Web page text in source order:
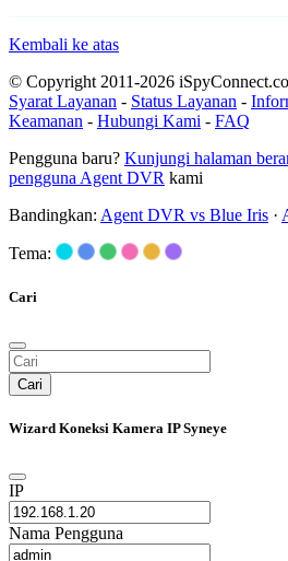
Kembali ke atas
© Copyright 2011-2026
Syarat Layanan - Status Layanan -
Keamanan - Hubungi Kami - FAQ
Pengguna baru? Kunjungi halaman
pengguna Agent DVR kami
Bandingkan: Agent DVR vs Blue Iris ·
Tema:
Cari
Cari
Wizard Koneksi Kamera IP Syneye
IP
Nama Pengguna